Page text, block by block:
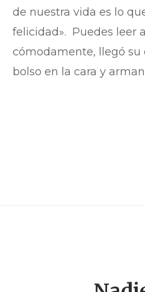
de nuestra vida es lo
felicidad». Puedes leer
cómodamente, llegó su
bolso en la cara y